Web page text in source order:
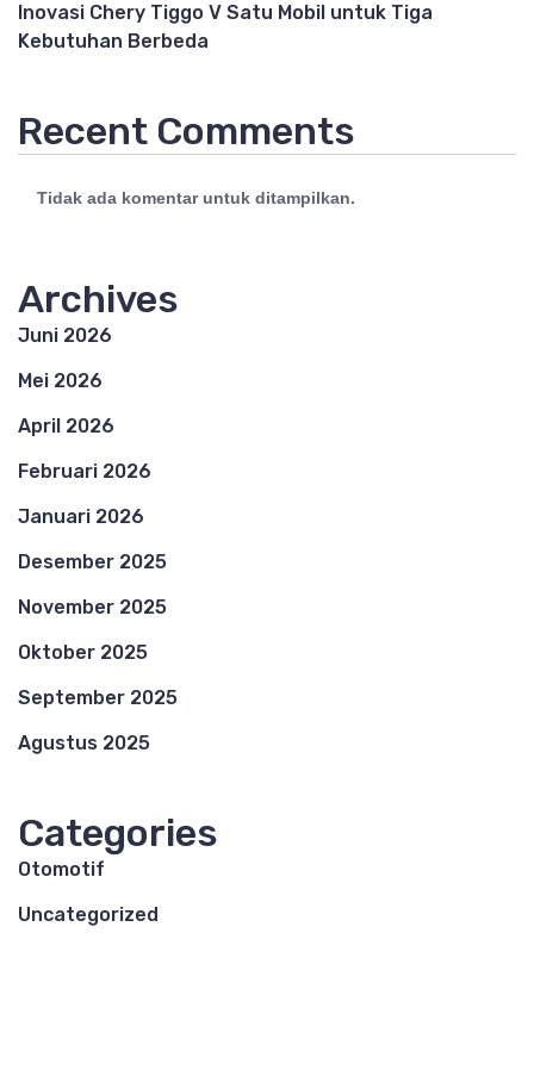
Inovasi Chery Tiggo V Satu Mobil untuk Tiga
Kebutuhan Berbeda
Recent Comments
Tidak ada komentar untuk ditampilkan.
Archives
Juni 2026
Mei 2026
April 2026
Februari 2026
Januari 2026
Desember 2025
November 2025
Oktober 2025
September 2025
Agustus 2025
Categories
Otomotif
Uncategorized